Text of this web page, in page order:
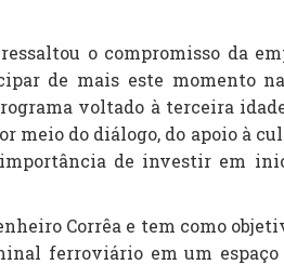
o compromisso da
de mais este momento
voltado à terceira
meio do diálogo, do apoio à
de investir em
Corrêa e tem como
ferroviário em um